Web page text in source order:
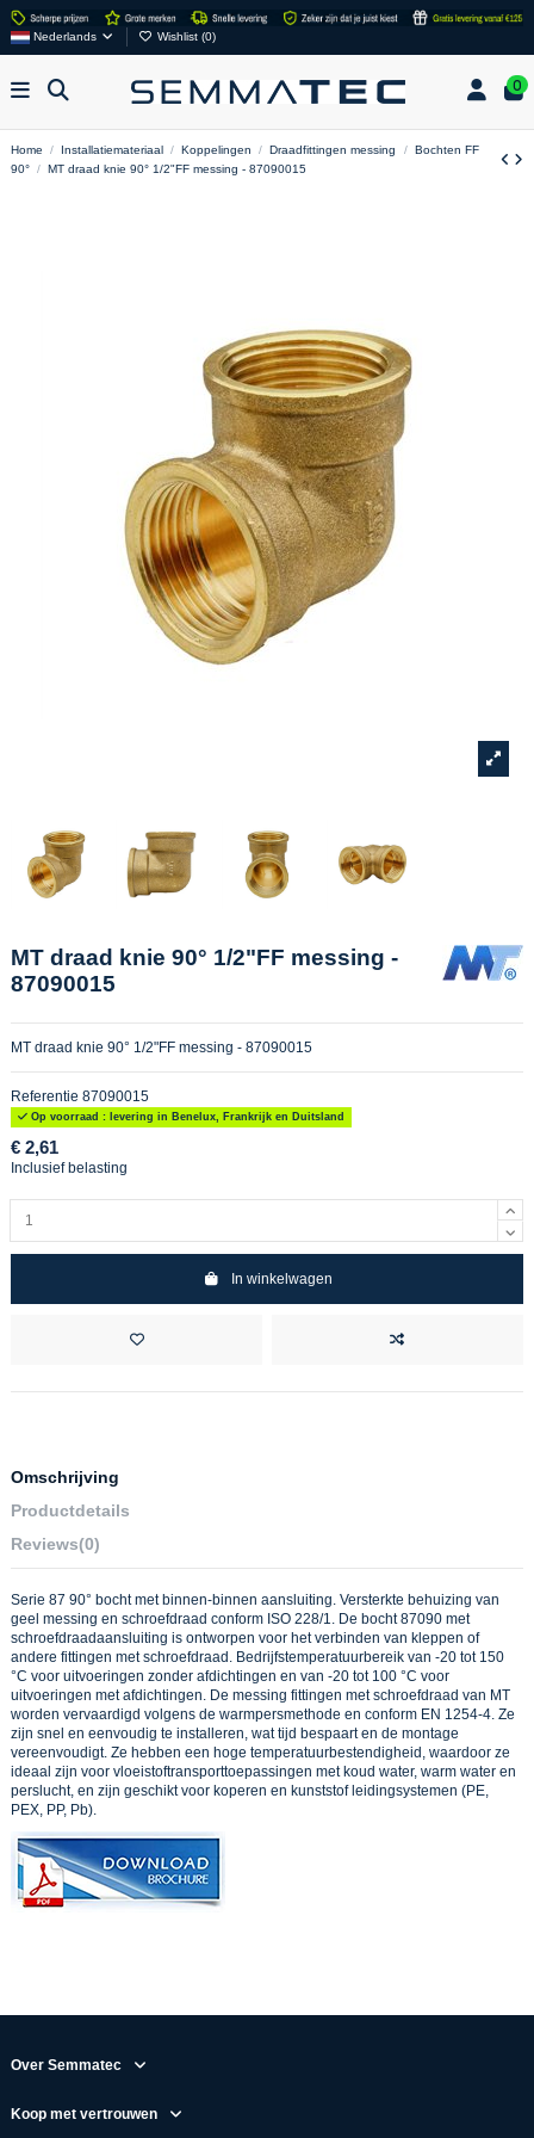
Nederlands Wishlist (0)
0
Home Installatiemateriaal Koppelingen Draadfittingen messing
Bochten FF
90°
MT draad knie 90° 1/2"FF messing - 87090015
MT draad knie 90° 1/2"FF messing -
87090015
MT draad knie 90° 1/2"FF messing - 87090015
Referentie 87090015
Op voorraad : levering in Benelux, Frankrijk en Duitsland
€ 2,61
Inclusief belasting
In winkelwagen
Omschrijving
Productdetails
Reviews(0)
Serie 87 90° bocht met binnen-binnen aansluiting. Versterkte behuizing van
geel messing en schroefdraad conform ISO 228/1. De bocht 87090 met
schroefdraadaansluiting is ontworpen voor het verbinden van kleppen of
andere fittingen met schroefdraad. Bedrijfstemperatuurbereik van -20 tot 150
°C voor uitvoeringen zonder afdichtingen en van -20 tot 100 °C voor
uitvoeringen met afdichtingen. De messing fittingen met schroefdraad van MT
worden vervaardigd volgens de warmpersmethode en conform EN 1254-4. Ze
zijn snel en eenvoudig te installeren, wat tijd bespaart en de montage
vereenvoudigt. Ze hebben een hoge temperatuurbestendigheid, waardoor ze
ideaal zijn voor vloeistoftransporttoepassingen met koud water, warm water en
perslucht, en zijn geschikt voor koperen en kunststof leidingsystemen (PE,
PEX, PP, Pb).
Over Semmatec
Koop met vertrouwen